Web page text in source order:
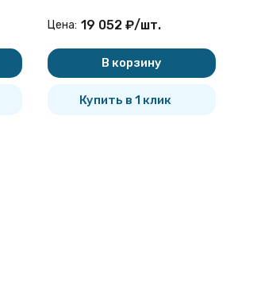
Цена: 19 052 ₽/шт.
В корзину
Купить в 1 клик